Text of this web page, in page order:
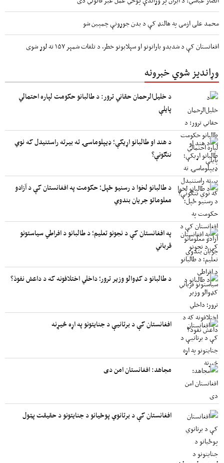
محمد علی ازمی په هالنډ کې د بدن جوړونې چمپین شو
افغانستان کې د شدیدو بارانونو او سېلابونو خطر، د تلفات شمېر ۱۵۷ ته لوړ شوی
وړاندیز شوي خبرونه
د خلیل‌الرحمان حقاني ترور: د طالبانو حکومت لپاره احتمالي
پایلې
د هند او طالبانو اړیکې؛ ډیپلوماسۍ ته بیرته راستنیدل که نوي
ننګونې؟
د طالبانو لخوا د رسنیو ځپل؛ حکومت په افغانستان کې د آزادو
معلوماتو جریان بندوي
په افغانستان کې د نجونو تعلیم؛ د طالبانو د افراطي سیاستونو
قرباني
د طالبانو د کډوالو وزیر ترور؛ داخلي اختلافونه که د داعش نفوذ؟
افغانستان کې د برتانیې د جنایتونو په اړه څیړنه
مجاهد: افغانستان امن دی
افغانستان کې د برتانوي پوځیانو د جنایتونو د حقیقت پټول